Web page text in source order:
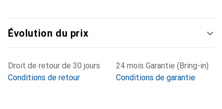
Évolution du prix
Droit de retour de 30 jours
Conditions de retour
24 mois Garantie (Bring-in)
Conditions de garantie